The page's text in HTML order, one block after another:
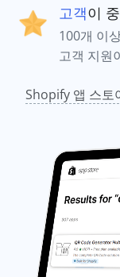
고객이
100개 이
고객 지원
Shopify 앱 스토